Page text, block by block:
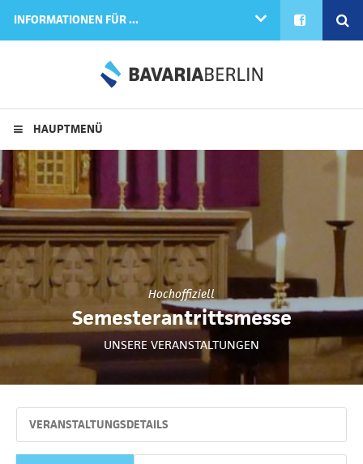
INFORMATIONEN FÜR ... FACEBOOK
HAUPTMENÜ
Hochoffiziell
Semesterantrittsmesse
UNSERE VERANSTALTUNGEN
VERANSTALTUNGSDETAILS